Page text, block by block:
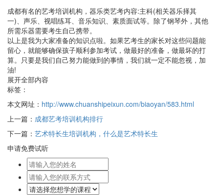
成都有名的艺考培训机构，器乐类艺考内容:主科(相关器乐择其
一)、声乐、视唱练耳、音乐知识、素质面试等。除了钢琴外，其他
所需乐器需要考生自己携带。
以上是我为大家准备的知识点啦。如果艺考生的家长对这些问题能
留心，就能够确保孩子顺利参加考试，做最好的准备，做最坏的打
算。只要是我们自己努力能做到的事情，我们就一定不能忽视，加
油!
展开全部内容
标签：
本文网址： http://www.chuanshipeixun.com/biaoyan/583.html
上一篇： 成都艺考培训机构排行
下一篇： 艺术特长生培训机构，什么是艺术特长生
申请免费试听